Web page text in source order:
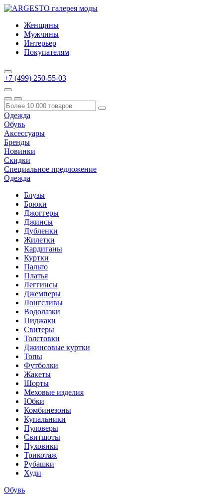
Женщины
Мужчины
Интерьер
Покупателям
+7 (499) 250-55-03
Одежда
Обувь
Аксессуары
Бренды
Новинки
Скидки
Специальное предложение
Одежда
Блузы
Брюки
Джоггеры
Джинсы
Дубленки
Жилетки
Кардиганы
Куртки
Пальто
Платья
Леггинсы
Джемперы
Лонгсливы
Водолазки
Пиджаки
Свитеры
Толстовки
Джинсовые куртки
Топы
Футболки
Жакеты
Шорты
Меховые изделия
Юбки
Комбинезоны
Купальники
Пуловеры
Свитшоты
Пуховики
Трикотаж
Рубашки
Худи
Обувь